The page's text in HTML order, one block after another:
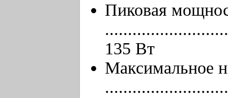
Пиковая
135 Вт
Максимальное